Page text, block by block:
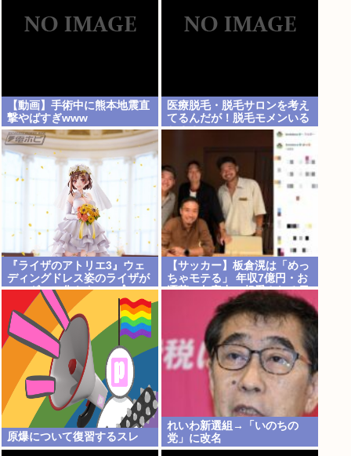
【動画】手術中に熊本地震直
撃やばすぎwww
医療脱毛・脱毛サロンを考え
てるんだが！脱毛モメンいる
か？？
『ライザのアトリエ3』ウェ
ディングドレス姿のライザが
フィギュア化キタ───(ﾟ
∀ﾟ)───!!!!!
【サッカー】板倉滉は「めっ
ちゃモテる」 年収7億円・お
洒落・包容力…超愛される日
原爆について復習するスレ
れいわ新選組→「いのちの
党」に改名